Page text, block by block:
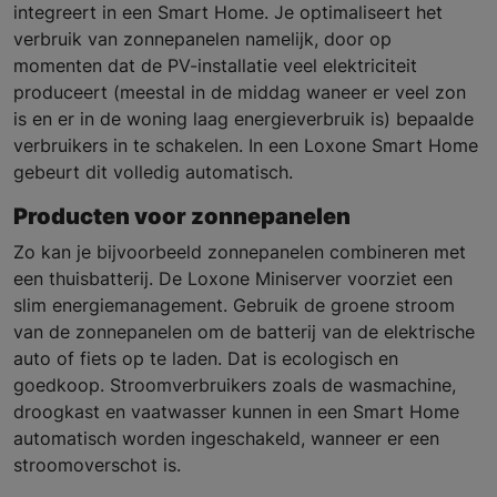
integreert in een Smart Home. Je optimaliseert het
verbruik van zonnepanelen namelijk, door op
momenten dat de PV-installatie veel elektriciteit
produceert (meestal in de middag waneer er veel zon
is en er in de woning laag energieverbruik is) bepaalde
verbruikers in te schakelen. In een Loxone Smart Home
gebeurt dit volledig automatisch.
Producten voor zonnepanelen
Zo kan je bijvoorbeeld zonnepanelen combineren met
een thuisbatterij. De Loxone Miniserver voorziet een
slim energiemanagement. Gebruik de groene stroom
van de zonnepanelen om de batterij van de elektrische
auto of fiets op te laden. Dat is ecologisch en
goedkoop. Stroomverbruikers zoals de wasmachine,
droogkast en vaatwasser kunnen in een Smart Home
automatisch worden ingeschakeld, wanneer er een
stroomoverschot is.